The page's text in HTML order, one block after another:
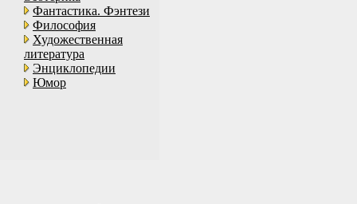
Фантастика. Фэнтези
Философия
Художественная
литература
Энциклопедии
Юмор